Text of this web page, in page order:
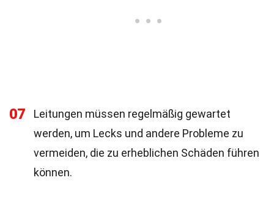
07
Leitungen müssen regelmäßig gewartet
werden, um Lecks und andere Probleme zu
vermeiden, die zu erheblichen Schäden führen
können.